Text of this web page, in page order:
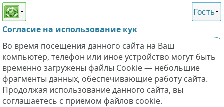
Этот сайт поддерживает
слабовидящих
Гость
Согласие на использование кук
Во время посещения данного сайта на Ваш
компьютер, телефон или иное устройство могут быть
временно загружены файлы Cookie — небольшие
фрагменты данных, обеспечивающие работу сайта.
Продолжая использование данного сайта, вы
соглашаетесь с приёмом файлов cookie.